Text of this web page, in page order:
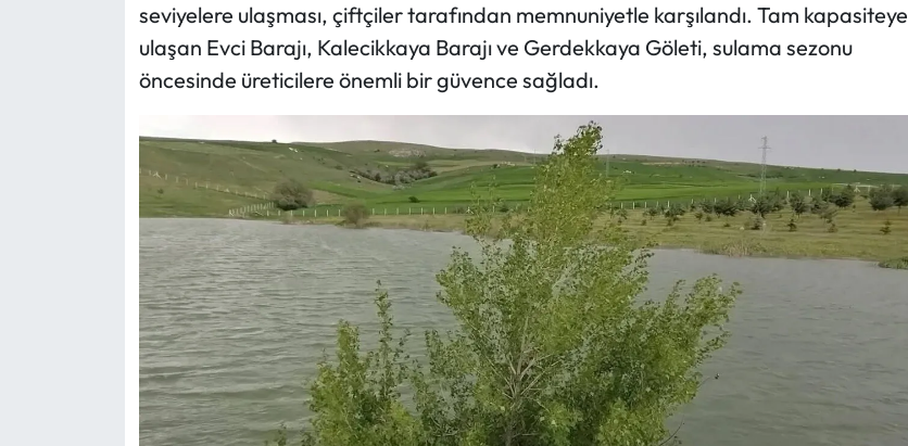
seviyelere ulaşması, çiftçiler tarafından memnuniyetle karşılandı. Tam kapasiteye
ulaşan Evci Barajı, Kalecikkaya Barajı ve Gerdekkaya Göleti, sulama sezonu
öncesinde üreticilere önemli bir güvence sağladı.
Yayla Haber
Yemek Tarifleri
Yerel Haberler